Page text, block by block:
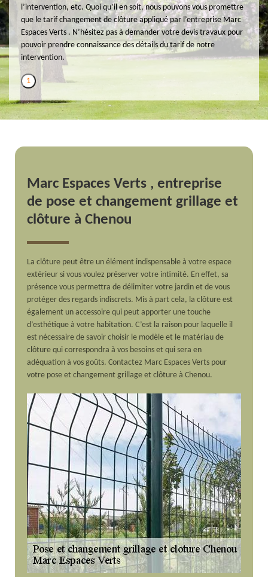
l’intervention, etc. Quoi qu’il en soit, nous pouvons vous promettre
que le tarif changement de clôture appliqué par l’entreprise Marc
Espaces Verts . N’hésitez pas à demander votre devis travaux pour
pouvoir prendre connaissance des détails du tarif de notre
intervention.
1
Marc Espaces Verts , entreprise
de pose et changement grillage et
clôture à Chenou
La clôture peut être un élément indispensable à votre espace
extérieur si vous voulez préserver votre intimité. En effet, sa
présence vous permettra de délimiter votre jardin et de vous
protéger des regards indiscrets. Mis à part cela, la clôture est
également un accessoire qui peut apporter une touche
d’esthétique à votre habitation. C’est la raison pour laquelle il
est nécessaire de savoir choisir le modèle et le matériau de
clôture qui correspondra à vos besoins et qui sera en
adéquation à vos goûts. Contactez Marc Espaces Verts pour
votre pose et changement grillage et clôture à Chenou.